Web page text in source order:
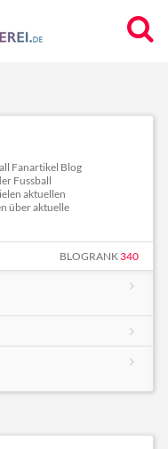
Fanartikel Blog
Fussball
aktuellen
über aktuelle
BLOGRANK340